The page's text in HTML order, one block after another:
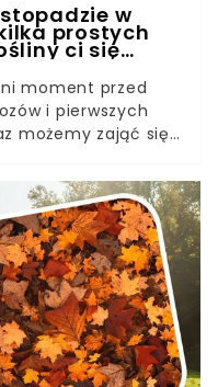
w
prostych
ci się
moment przed
i pierwszych
możemy zająć się
w tym
jest już dużo
nie oznacza końca
o czym